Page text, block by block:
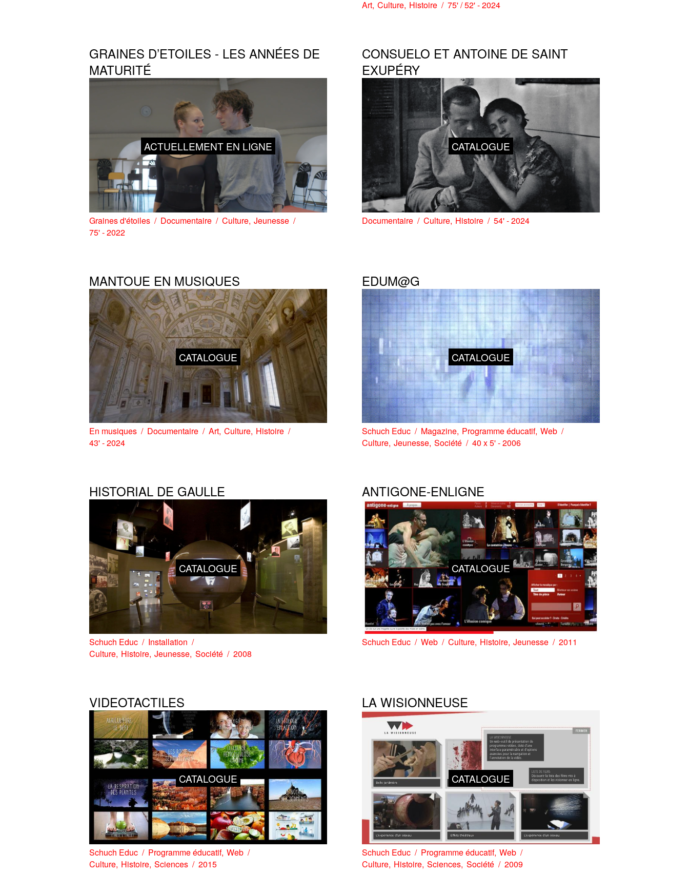
Art Culture Histoire 75' / 52' - 2024
GRAINES D’ETOILES - LES ANNÉES DE
MATURITÉ
ACTUELLEMENT EN LIGNE
Graines d'étoiles Documentaire Culture Jeunesse
75' - 2022
CONSUELO ET ANTOINE DE SAINT
EXUPÉRY
CATALOGUE
Documentaire Culture Histoire 54' - 2024
MANTOUE EN MUSIQUES
CATALOGUE
En musiques Documentaire Art Culture Histoire
43' - 2024
EDUM@G
CATALOGUE
Schuch Educ Magazine Programme éducatif Web
Culture Jeunesse Société 40 x 5' - 2006
HISTORIAL DE GAULLE
CATALOGUE
Schuch Educ
Installation
Culture Histoire Jeunesse Société 2008
ANTIGONE-ENLIGNE
CATALOGUE
Schuch Educ Web Culture Histoire Jeunesse 2011
VIDEOTACTILES
CATALOGUE
Schuch Educ Programme éducatif Web
Culture Histoire Sciences 2015
LA WISIONNEUSE
CATALOGUE
Schuch Educ Programme éducatif Web
Culture Histoire Sciences Société 2009